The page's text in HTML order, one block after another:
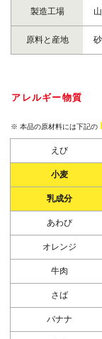
製造工場
原料と産地
アレルギー物質
※ 本品の原材料には下記の
えび
小麦
乳成分
あわび
オレンジ
牛肉
さば
バナナ